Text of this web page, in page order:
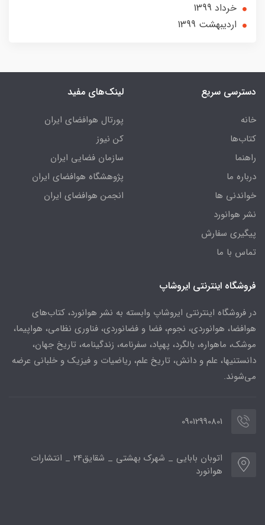
خرداد 1399
ارديبهشت 1399
دسترسی سریع
خانه
کتاب‌ها
راهنما
درباره ما
خواندنی ها
نشر هوانورد
پیگیری سفارش
تماس با ما
لینک‌های مفید
پورتال هوافضای ایران
کن نیوز
سازمان فضایی ایران
پژوهشگاه هوافضای ایران
انجمن هوافضای ایران
فروشگاه اینترنتی ایروشاپ
در فروشگاه اینترنتی ایروشاپ وابسته به نشر هوانورد، کتاب‌های
هوافضا، هوانوردی، نجوم، فضا و فضانوردی، فناوری نظامی، هواپیما،
موشک، ماهواره، بالگرد، پهپاد، سفرنامه، زندگینامه، تاریخ جهان،
دانستنیها، علم و دانش، تاریخ علم، ریاضیات و فیزیک و خلبانی عرضه
می‌شوند.
09012990801
اتوبان بابایی _ شهرک بهشتی _ شقایق24 _ انتشارات
هوانورد